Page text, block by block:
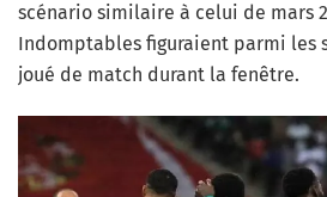
scénario similaire à celui de mars
Indomptables figuraient parmi les
joué de match durant la fenêtre.